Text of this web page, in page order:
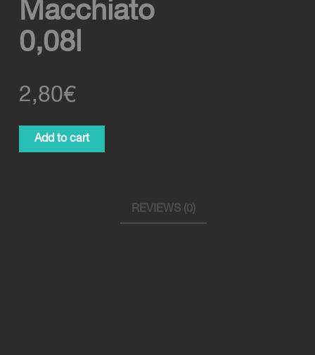
Macchiato
0,08l
2,80€
Espresso
Add to cart
REVIEWS (0)